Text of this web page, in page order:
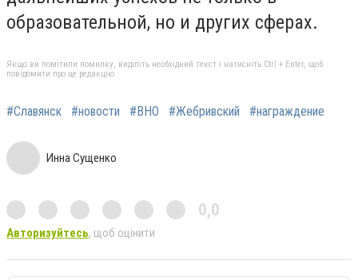
образовательной, но и других сферах.
Якщо ви помітили помилку, виділіть необхідний текст і натисніть Ctrl + Enter, щоб
повідомити про це редакцію
#Славянск #новости #ВНО #Жебривский #награждение
Инна Сущенко
0,0
Авторизуйтесь, щоб оцінити